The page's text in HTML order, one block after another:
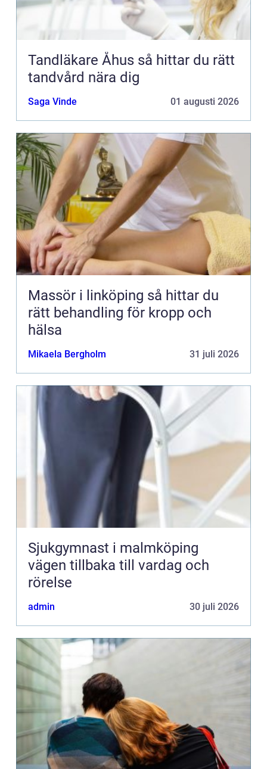
Tandläkare Åhus så hittar du rätt
tandvård nära dig
Saga Vinde 01 augusti 2026
Massör i linköping så hittar du
rätt behandling för kropp och
hälsa
Mikaela Bergholm 31 juli 2026
Sjukgymnast i malmköping
vägen tillbaka till vardag och
rörelse
admin 30 juli 2026